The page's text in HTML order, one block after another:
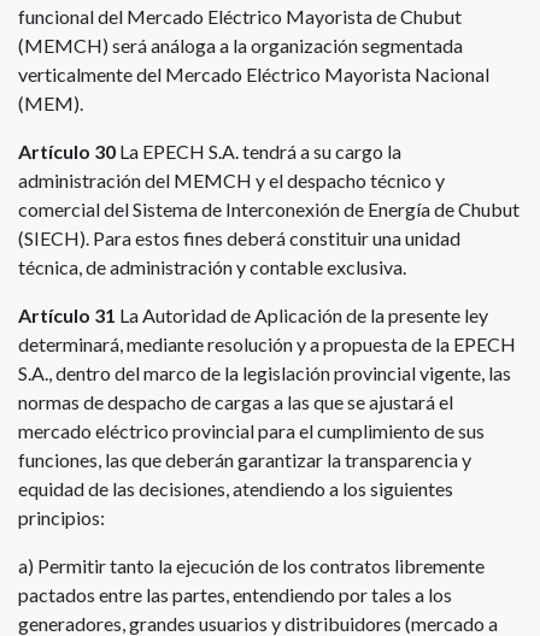
funcional del Mercado Eléctrico Mayorista de Chubut
(MEMCH) será análoga a la organización segmentada
verticalmente del Mercado Eléctrico Mayorista Nacional
(MEM).
Artículo 30 La EPECH S.A. tendrá a su cargo la
administración del MEMCH y el despacho técnico y
comercial del Sistema de Interconexión de Energía de Chubut
(SIECH). Para estos fines deberá constituir una unidad
técnica, de administración y contable exclusiva.
Artículo 31 La Autoridad de Aplicación de la presente ley
determinará, mediante resolución y a propuesta de la EPECH
S.A., dentro del marco de la legislación provincial vigente, las
normas de despacho de cargas a las que se ajustará el
mercado eléctrico provincial para el cumplimiento de sus
funciones, las que deberán garantizar la transparencia y
equidad de las decisiones, atendiendo a los siguientes
principios:
a) Permitir tanto la ejecución de los contratos libremente
pactados entre las partes, entendiendo por tales a los
generadores, grandes usuarios y distribuidores (mercado a